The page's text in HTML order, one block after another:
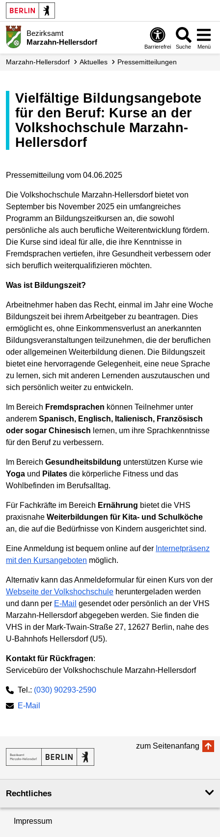
Bezirksamt
Marzahn-Hellersdorf
Barrierefrei Suche Menü
Marzahn-Hellersdorf Aktuelles Presse­mitteilungen
Vielfältige Bildungsangebote
für den Beruf: Kurse an der
Volkshochschule Marzahn-
Hellersdorf
Pressemitteilung vom 04.06.2025
Die Volkshochschule Marzahn-Hellersdorf bietet von
September bis November 2025 ein umfangreiches
Programm an Bildungszeitkursen an, die sowohl
persönliche als auch berufliche Weiterentwicklung fördern.
Die Kurse sind ideal für alle, die ihre Kenntnisse in
Fremdsprachen vertiefen, ihre Gesundheit verbessern oder
sich beruflich weiterqualifizieren möchten.
Was ist Bildungszeit?
Arbeitnehmer haben das Recht, einmal im Jahr eine Woche
Bildungszeit bei ihrem Arbeitgeber zu beantragen. Dies
ermöglicht es, ohne Einkommensverlust an anerkannten
Bildungsveranstaltungen teilzunehmen, die der beruflichen
oder allgemeinen Weiterbildung dienen. Die Bildungszeit
bietet eine hervorragende Gelegenheit, eine neue Sprache
zu lernen, sich mit anderen Lernenden auszutauschen und
sich persönlich weiter zu entwickeln.
Im Bereich Fremdsprachen können Teilnehmer unter
anderem Spanisch, Englisch, Italienisch, Französisch
oder sogar Chinesisch lernen, um ihre Sprachkenntnisse
für den Beruf zu verbessern.
Im Bereich Gesundheitsbildung unterstützen Kurse wie
Yoga und Pilates die körperliche Fitness und das
Wohlbefinden im Berufsalltag.
Für Fachkräfte im Bereich Ernährung bietet die VHS
praxisnahe Weiterbildungen für Kita- und Schulköche
an, die auf die Bedürfnisse von Kindern ausgerichtet sind.
Eine Anmeldung ist bequem online auf der Internetpräsenz
mit den Kursangeboten möglich.
Alternativ kann das Anmeldeformular für einen Kurs von der
Webseite der Volkshochschule heruntergeladen werden
und dann per E-Mail gesendet oder persönlich an der VHS
Marzahn-Hellersdorf abgegeben werden. Sie finden die
VHS in der Mark-Twain-Straße 27, 12627 Berlin, nahe des
U-Bahnhofs Hellersdorf (U5).
Kontakt für Rückfragen:
Servicebüro der Volkshochschule Marzahn-Hellersdorf
Tel.: (030) 90293-2590
E-Mail
zum Seitenanfang
Rechtliches
Impressum